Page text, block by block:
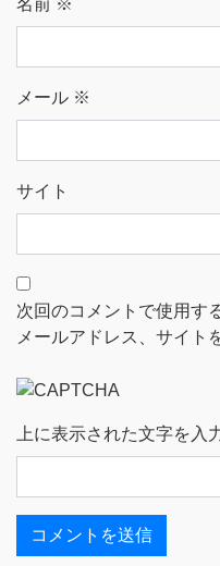
名前 ※
メール ※
サイト
次回のコメントで使用す
メールアドレス、サイト
上に表示された文字を入